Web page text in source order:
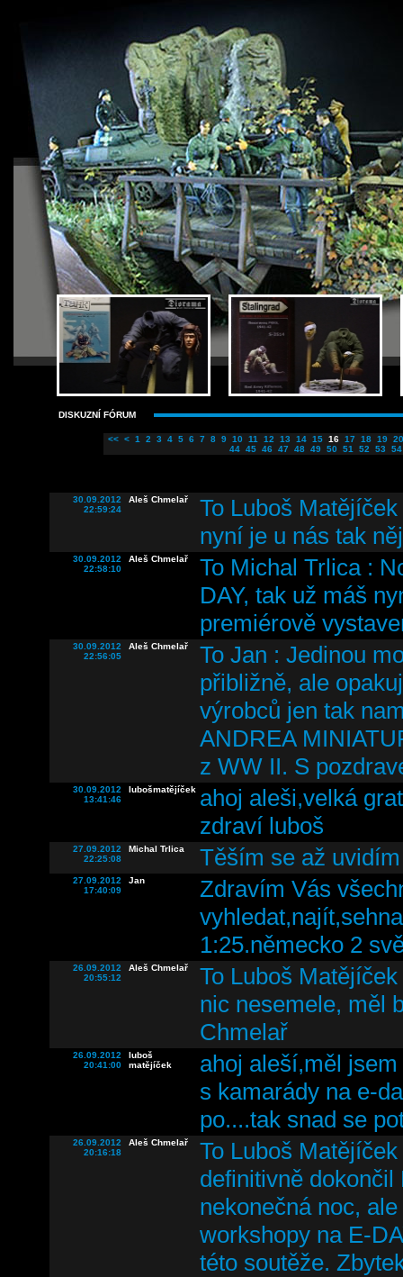
DISKUZNÍ FÓRUM
<< < 1 2 3 4 5 6 7 8 9 10 11 12 13 14 15 16 17 18 19 20
44 45 46 47 48 49 50 51 52 53 54
30.09.2012
22:59:24
Aleš Chmelař
To Luboš
nyní je u nás tak
30.09.2012
22:58:10
Aleš Chmelař
To Michal Trlica :
DAY, tak už máš
premiérově
30.09.2012
22:56:05
Aleš Chmelař
To Jan : Jedinou
přibližně, ale
výrobců jen tak
ANDREA
z WW II. S
30.09.2012
13:41:46
lubošmatějíček ahoj aleši,velká
zdraví luboš
27.09.2012
22:25:08
Michal Trlica Těším se až
27.09.2012
17:40:09
Jan
Zdravím Vás
1:25.německo 2
26.09.2012
20:55:12
Aleš Chmelař
To Luboš
nic nesemele, měl
Chmelař
26.09.2012
20:41:00
luboš
matějíček
ahoj aleší,měl
s kamarády na e-
po....tak snad se
26.09.2012
20:16:18
Aleš Chmelař
To Luboš
definitivně
nekonečná noc,
workshopy na E-
této soutěže.